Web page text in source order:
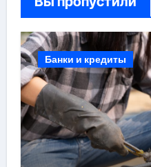
Банки и кредиты